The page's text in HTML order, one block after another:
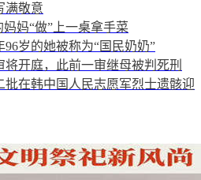
满敬意
妈“做”上一桌拿手菜
岁的她被称为“国民奶奶”
开庭，此前一审继母被判死刑
在韩中国人民志愿军烈士遗骸迎